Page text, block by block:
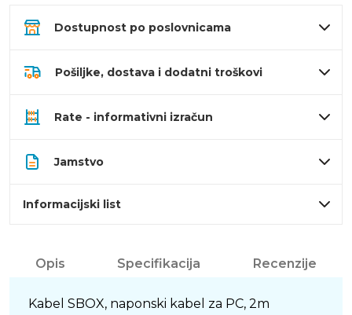
Dostupnost po poslovnicama
Pošiljke, dostava i dodatni troškovi
Rate - informativni izračun
Jamstvo
Informacijski list
Opis Specifikacija Recenzije
Kabel SBOX, naponski kabel za PC, 2m